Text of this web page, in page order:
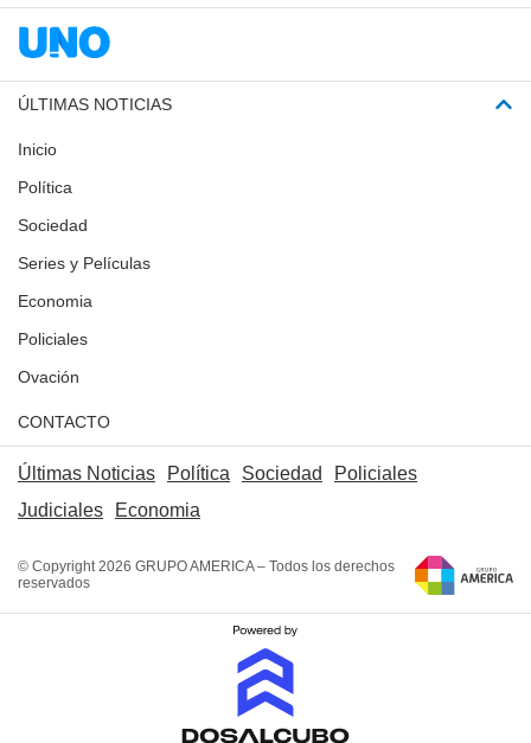
ÚLTIMAS NOTICIAS
Inicio
Política
Sociedad
Series y Películas
Economia
Policiales
Ovación
CONTACTO
Últimas Noticias Política Sociedad
Policiales
Judiciales
Economia
© Copyright 2026 GRUPO AMERICA – Todos los derechos
reservados